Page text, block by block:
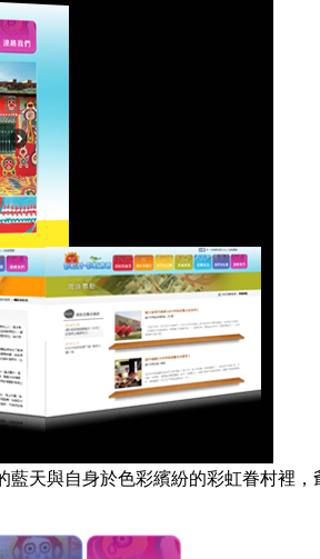
天與自身於色彩繽紛的彩虹眷村裡